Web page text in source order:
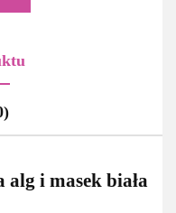
alg i masek biała